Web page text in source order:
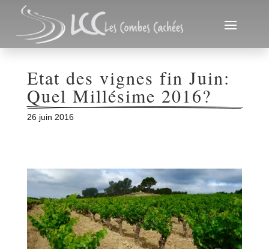
Etat des vignes fin Juin:
Quel Millésime 2016?
26 juin 2016